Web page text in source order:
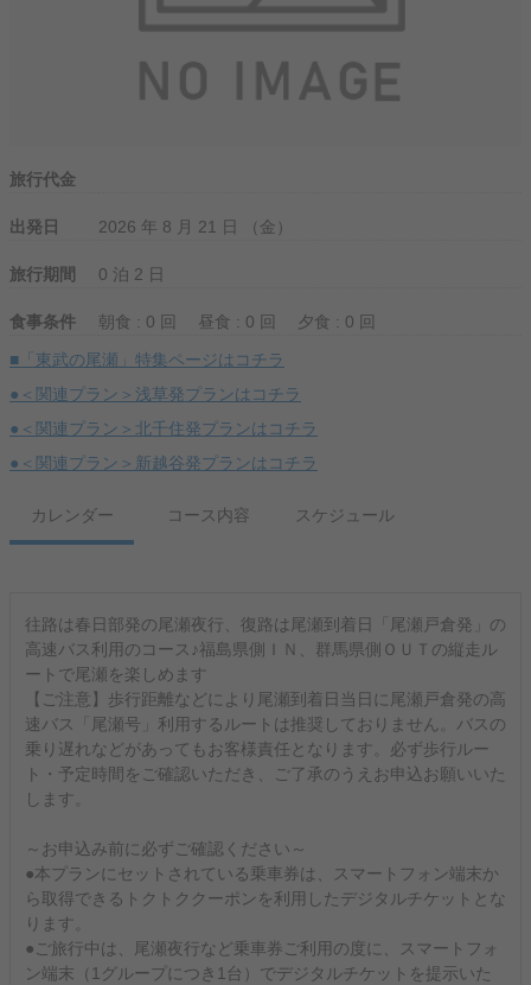
旅行代金
出発日 2026 年 8 月 21 日 （金）
旅行期間 0 泊 2 日
食事条件 朝食 : 0 回 昼食 : 0 回
夕食 : 0 回
■「東武の尾瀬」特集ページはコチラ
●＜関連プラン＞浅草発プランはコチラ
●＜関連プラン＞北千住発プランはコチラ
●＜関連プラン＞新越谷発プランはコチラ
カレンダー コース内容 スケジュール
往路は春日部発の尾瀬夜行、復路は尾瀬到着日「尾瀬戸倉発」の
高速バス利用のコース♪福島県側ＩＮ、群馬県側ＯＵＴの縦走ル
ートで尾瀬を楽しめます
【ご注意】歩行距離などにより尾瀬到着日当日に尾瀬戸倉発の高
速バス「尾瀬号」利用するルートは推奨しておりません。バスの
乗り遅れなどがあってもお客様責任となります。必ず歩行ルー
ト・予定時間をご確認いただき、ご了承のうえお申込お願いいた
します。
～お申込み前に必ずご確認ください～
●本プランにセットされている乗車券は、スマートフォン端末か
ら取得できるトクトククーポンを利用したデジタルチケットとな
ります。
●ご旅行中は、尾瀬夜行など乗車券ご利用の度に、スマートフォ
ン端末（1グループにつき1台）でデジタルチケットを提示いた